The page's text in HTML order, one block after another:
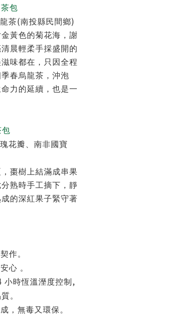
包
龍茶(南投縣民間鄉)
黃色的菊花海，謝
晨輕柔手採盛開的
味都在，只因全程
春烏龍茶，沖泡
力的延續，也是一
包
瑰花瓣、南非國寶
棗樹上結滿成串果
熟時手工摘下，靜
的深紅果子緊守著
作。
心 。
小時恆溫溼度控制 ,
。
，無毒又環保。